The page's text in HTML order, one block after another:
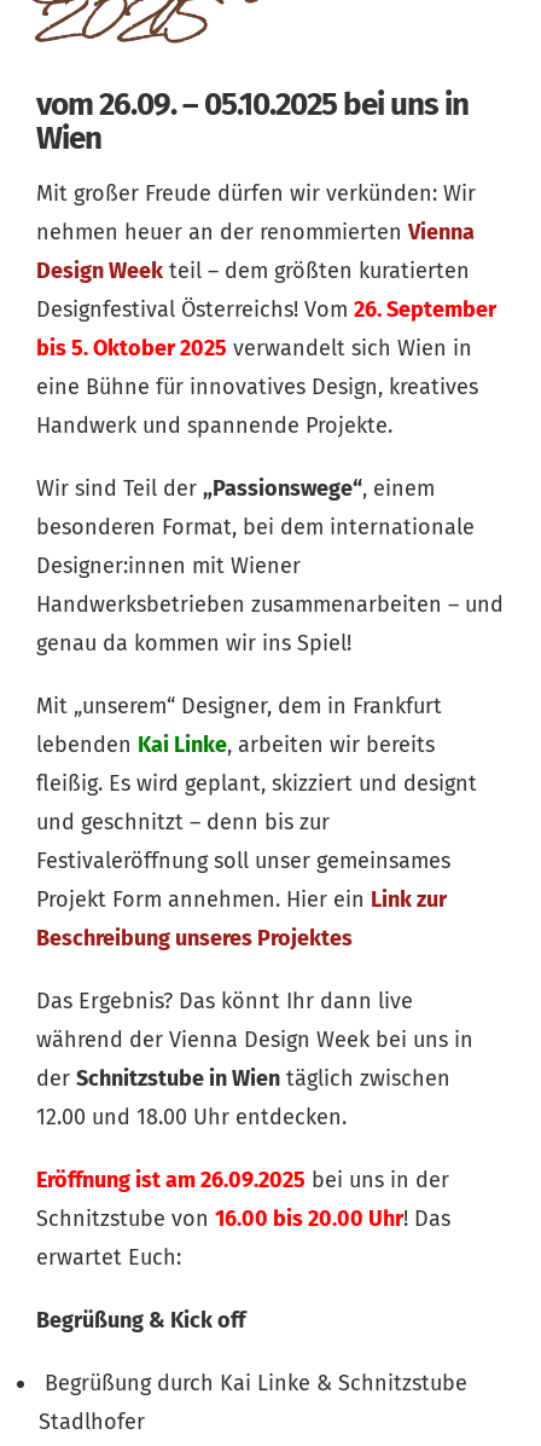
2025
vom 26.09. – 05.10.2025 bei uns in
Wien
Mit großer Freude dürfen wir verkünden: Wir
nehmen heuer an der renommierten Vienna
Design Week teil – dem größten kuratierten
Designfestival Österreichs! Vom 26. September
bis 5. Oktober 2025 verwandelt sich Wien in
eine Bühne für innovatives Design, kreatives
Handwerk und spannende Projekte.
Wir sind Teil der „Passionswege“, einem
besonderen Format, bei dem internationale
Designer:innen mit Wiener
Handwerksbetrieben zusammenarbeiten – und
genau da kommen wir ins Spiel!
Mit „unserem“ Designer, dem in Frankfurt
lebenden Kai Linke, arbeiten wir bereits
fleißig. Es wird geplant, skizziert und designt
und geschnitzt – denn bis zur
Festivaleröffnung soll unser gemeinsames
Projekt Form annehmen. Hier ein Link zur
Beschreibung unseres Projektes
Das Ergebnis? Das könnt Ihr dann live
während der Vienna Design Week bei uns in
der Schnitzstube in Wien täglich zwischen
12.00 und 18.00 Uhr entdecken.
Eröffnung ist am 26.09.2025 bei uns in der
Schnitzstube von 16.00 bis 20.00 Uhr! Das
erwartet Euch:
Begrüßung & Kick off
Begrüßung durch Kai Linke & Schnitzstube
Stadlhofer